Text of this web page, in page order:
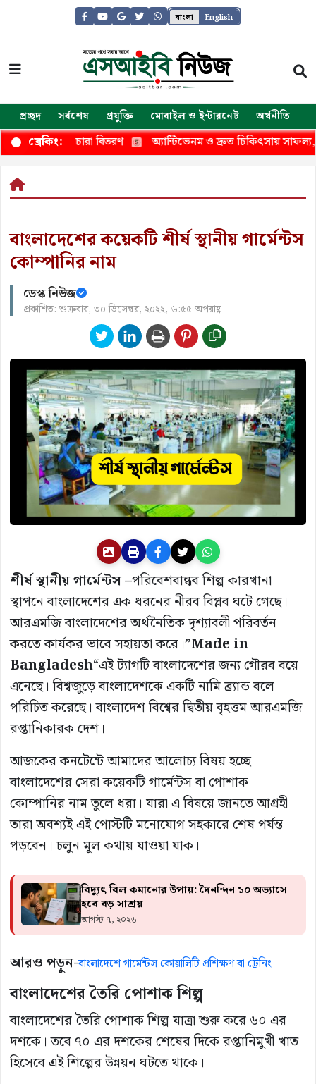
বাংলা English
প্রচ্ছদ সর্বশেষ প্রযুক্তি মোবাইল ও ইন্টারনেট অর্থনীতি
ব্রেকিং:
গাছের চারা বিতরণ অ্যান্টিভেনম ও দ্রুত চিকিৎসায় সাফল্য,
বাংলাদেশের কয়েকটি শীর্ষ স্থানীয় গার্মেন্টস
কোম্পানির নাম
ডেস্ক নিউজ
প্রকাশিত: শুক্রবার, ৩০ ডিসেম্বর, ২০২২, ৬:৫৫ অপরাহ্ণ
শীর্ষ স্থানীয় গার্মেন্টস –পরিবেশবান্ধব শিল্প কারখানা
স্থাপনে বাংলাদেশের এক ধরনের নীরব বিপ্লব ঘটে গেছে।
আরএমজি বাংলাদেশের অর্থনৈতিক দৃশ্যাবলী পরিবর্তন
করতে কার্যকর ভাবে সহায়তা করে।”Made in
Bangladesh“এই ট্যাগটি বাংলাদেশের জন্য গৌরব বয়ে
এনেছে। বিশ্বজুড়ে বাংলাদেশকে একটি নামি ব্র্যান্ড বলে
পরিচিত করেছে। বাংলাদেশ বিশ্বের দ্বিতীয় বৃহত্তম আরএমজি
রপ্তানিকারক দেশ।
আজকের কনটেন্টে আমাদের আলোচ্য বিষয় হচ্ছে
বাংলাদেশের সেরা কয়েকটি গার্মেন্টস বা পোশাক
কোম্পানির নাম তুলে ধরা। যারা এ বিষয়ে জানতে আগ্রহী
তারা অবশ্যই এই পোস্টটি মনোযোগ সহকারে শেষ পর্যন্ত
পড়বেন। চলুন মূল কথায় যাওয়া যাক।
বিদ্যুৎ বিল কমানোর উপায়: দৈনন্দিন ১০ অভ্যাসে
হবে বড় সাশ্রয়
আগস্ট ৭, ২০২৬
আরও পড়ুন-বাংলাদেশে গার্মেন্টস কোয়ালিটি প্রশিক্ষণ বা ট্রেনিং
বাংলাদেশের তৈরি পোশাক শিল্প
বাংলাদেশের তৈরি পোশাক শিল্প যাত্রা শুরু করে ৬০ এর
দশকে। তবে ৭০ এর দশকের শেষের দিকে রপ্তানিমুখী খাত
হিসেবে এই শিল্পের উন্নয়ন ঘটতে থাকে।